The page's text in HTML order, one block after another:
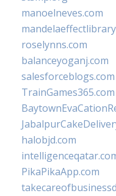
manoelneves.com
roselynns.com
balanceyoganj.com
salesforceblogs.com
TrainGames365.com
halobjd.com
PikaPikaApp.com